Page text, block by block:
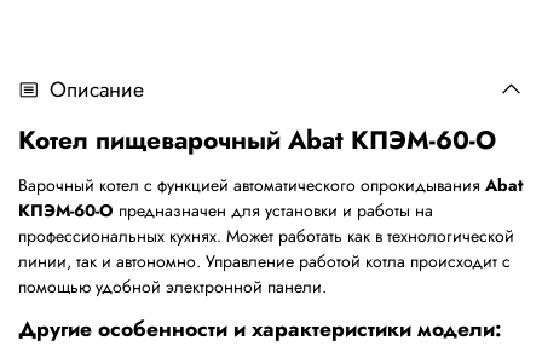
Описание
Котел пищеварочный Abat КПЭМ-60-О
Варочный котел с функцией автоматического опрокидывания Abat
КПЭМ-60-О предназначен для установки и работы на
профессиональных кухнях. Может работать как в технологической
линии, так и автономно. Управление работой котла происходит с
помощью удобной электронной панели.
Другие особенности и характеристики модели: